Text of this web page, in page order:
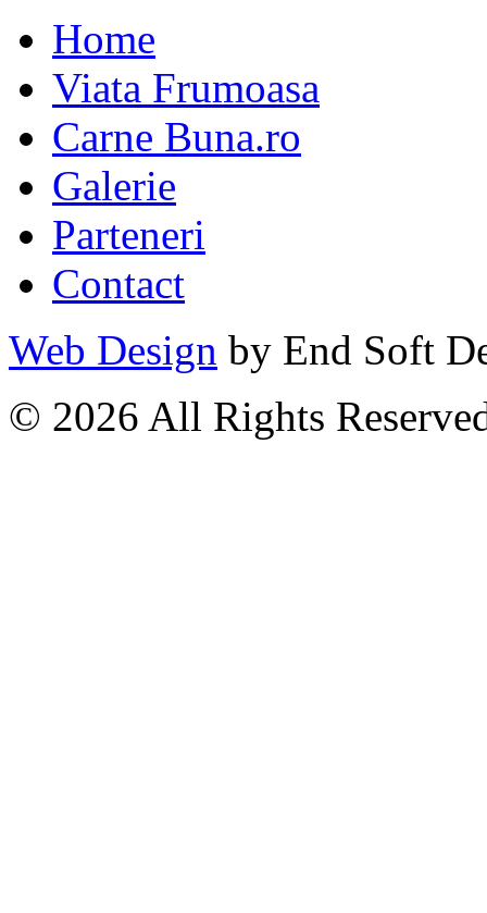
Home
Viata Frumoasa
Carne Buna.ro
Galerie
Parteneri
Contact
Web Design by End Soft
© 2026 All Rights